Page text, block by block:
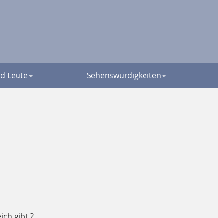
Leute Sehenswürdigkeiten